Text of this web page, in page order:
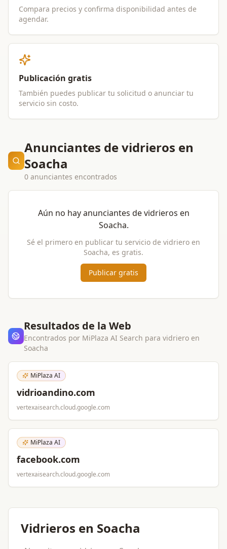
Compara precios y confirma disponibilidad antes de
agendar.
Publicación gratis
También puedes publicar tu solicitud o anunciar tu
servicio sin costo.
Anunciantes de vidrieros en
Soacha
0 anunciantes encontrados
Aún no hay anunciantes devidrieros en
Soacha.
Sé el primero en publicar tu servicio de vidriero en
Soacha, es gratis.
Publicar gratis
Resultados de la Web
Encontrados por MiPlaza AI Search para vidrieroen
Soacha
MiPlaza AI
vidrioandino.com
vertexaisearch.cloud.google.com
MiPlaza AI
facebook.com
vertexaisearch.cloud.google.com
Vidrieros en Soacha